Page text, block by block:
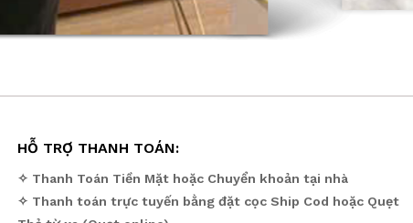
HỖ TRỢ THANH TOÁN:
✧ Thanh Toán Tiền Mặt hoặc Chuyển khoản tại nhà
✧ Thanh toán trực tuyến bằng đặt cọc Ship Cod hoặc Quẹt